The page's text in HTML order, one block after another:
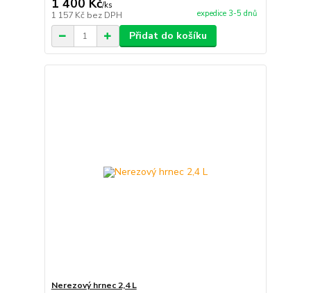
1 400 Kč/ks
1 157 Kč bez DPH expedice 3-5 dnů
Přidat do košíku
Nerezový hrnec 2,4 L